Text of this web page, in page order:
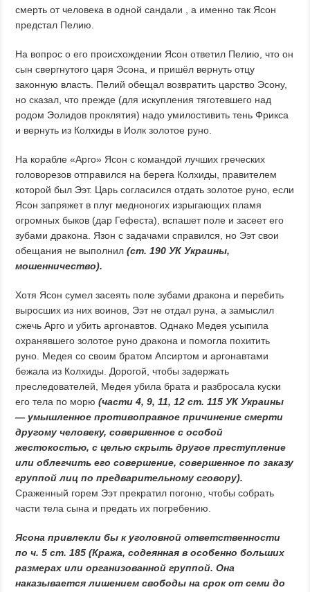
смерть от человека в одной сандали , а именно так Ясон
предстал Пелию.
На вопрос о его происхождении Ясон ответил Пелию, что он
сын свергнутого царя Эсона, и пришёл вернуть отцу
законную власть. Пелий обещал возвратить царство Эсону,
но сказал, что прежде (для искупления тяготевшего над
родом Эолидов проклятия) надо умилостивить тень Фрикса
и вернуть из Колхиды в Иолк золотое руно.
На корабле «Арго» Ясон с командой лучших греческих
головорезов отправился на берега Колхиды, правителем
которой был Ээт. Царь согласился отдать золотое руно, если
Ясон запряжет в плуг медноногих изрыгающих пламя
огромных быков (дар Гефеста), вспашет поле и засеет его
зубами дракона. Язон с задачами справился, но Ээт свои
обещания не выполнил(ст. 190 УК Украины,
мошенничество).
Хотя Ясон сумел засеять поле зубами дракона и перебить
выросших из них воинов, Ээт не отдал руна, а замыслил
сжечь Арго и убить аргонавтов. Однако Медея усыпила
охранявшего золотое руно дракона и помогла похитить
руно. Медея со своим братом Апсиртом и аргонавтами
бежала из Колхиды. Дорогой, чтобы задержать
преследователей, Медея убила брата и разбросала куски
его тела по морю(части 4, 9, 11, 12 ст. 115 УК Украины
— умышленное противоправное причинение смерти
другому человеку, совершенное с особой
жестокостью, с целью скрыть другое преступление
или облегчить его совершение, совершенное по заказу
группой лиц по предварительному сговору).
Сраженный горем Ээт прекратил погоню, чтобы собрать
части тела сына и предать их погребению.
Ясона привлекли бы к уголовной ответственности
по ч. 5 ст. 185 (Кража, содеянная в особенно больших
размерах или организованной группой. Она
наказывается лишением свободы на срок от семи до